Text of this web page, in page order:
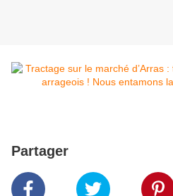
Partager